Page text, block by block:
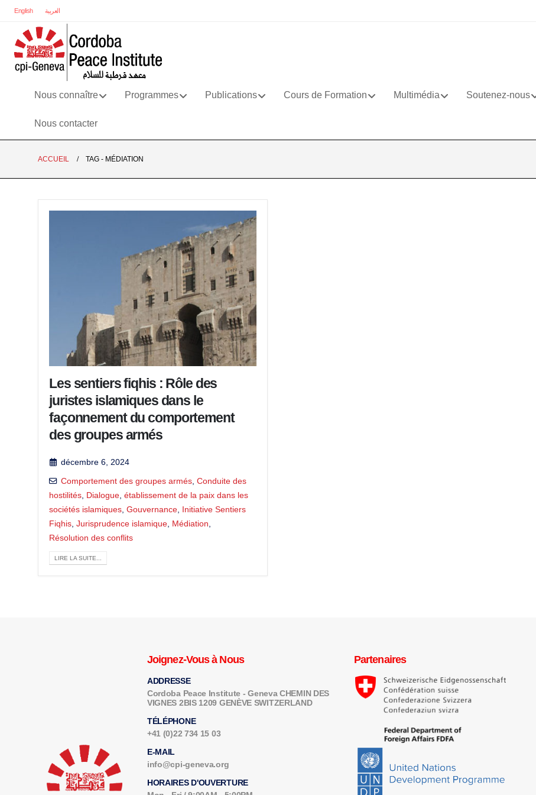
English العربية
Nous connaître Programmes Publications Cours de Formation Multimédia Soutenez-nous
Nous contacter
ACCUEIL TAG - MÉDIATION
Les sentiers fiqhis : Rôle des
juristes islamiques dans le
façonnement du comportement
des groupes armés
décembre 6, 2024
Comportement des groupes armés, Conduite des
hostilités, Dialogue, établissement de la paix dans les
sociétés islamiques, Gouvernance,
Initiative Sentiers
Fiqhis, Jurisprudence islamique, Médiation,
Résolution des conflits
LIRE LA SUITE...
Joignez-Vous à Nous
ADDRESSE
Cordoba Peace Institute - Geneva CHEMIN DES
VIGNES 2BIS 1209 GENÈVE SWITZERLAND
TÉLÉPHONE
+41 (0)22 734 15 03
E-MAIL
info@cpi-geneva.org
HORAIRES D'OUVERTURE
Partenaires